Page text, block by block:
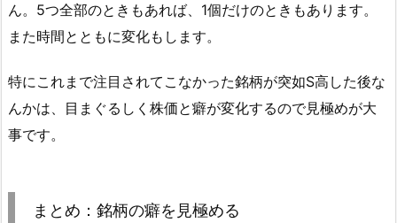
ん。5つ全部のときもあれば、1個だけのときもあります。
また時間とともに変化もします。
特にこれまで注目されてこなかった銘柄が突如S高した後な
んかは、目まぐるしく株価と癖が変化するので見極めが大
事です。
まとめ：銘柄の癖を見極める